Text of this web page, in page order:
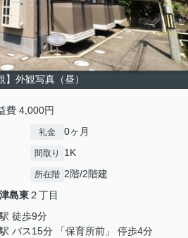
】外観写真（昼）
費 4,000円
礼金 0ヶ月
間取り 1K
所在階 2階/2階建
津島東２丁目
駅 徒歩9分
駅 バス15分 「保育所前」 停歩4分